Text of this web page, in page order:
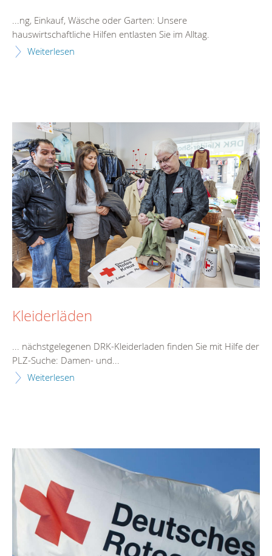
...ng, Einkauf, Wäsche oder Garten: Unsere
hauswirtschaftliche Hilfen entlasten Sie im Alltag.
Weiterlesen
Kleiderläden
... nächstgelegenen DRK-Kleiderladen finden Sie mit Hilfe der
PLZ-Suche: Damen- und...
Weiterlesen